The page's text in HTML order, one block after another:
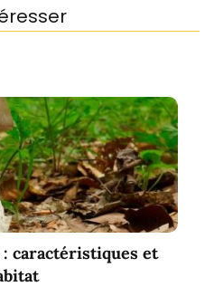
caractéristiques et